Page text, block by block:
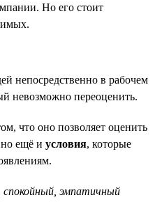
Но его стоит
непосредственно в рабочем
невозможно переоценить.
что оно позволяет оценить
ещё и условия, которые
эмпатичный